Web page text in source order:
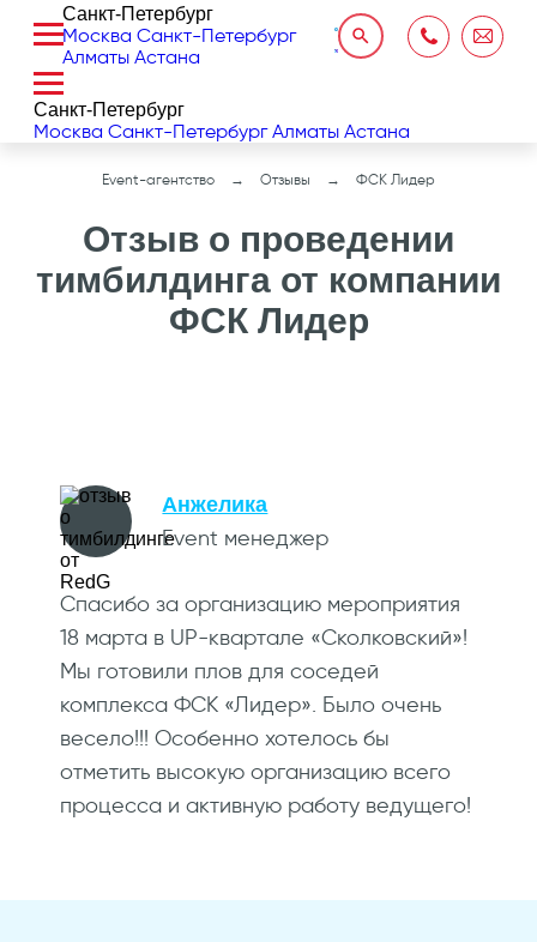
Санкт-Петербург
Москва Санкт-Петербург
Алматы Астана
Санкт-Петербург
Москва Санкт-Петербург Алматы Астана
Event-агентство Отзывы ФСК Лидер
Отзыв о проведении
тимбилдинга от компании
ФСК Лидер
Анжелика
Event менеджер
Спасибо за организацию мероприятия
18 марта в UP-квартале «Сколковский»!
Мы готовили плов для соседей
комплекса ФСК «Лидер». Было очень
весело!!! Особенно хотелось бы
отметить высокую организацию всего
процесса и активную работу ведущего!